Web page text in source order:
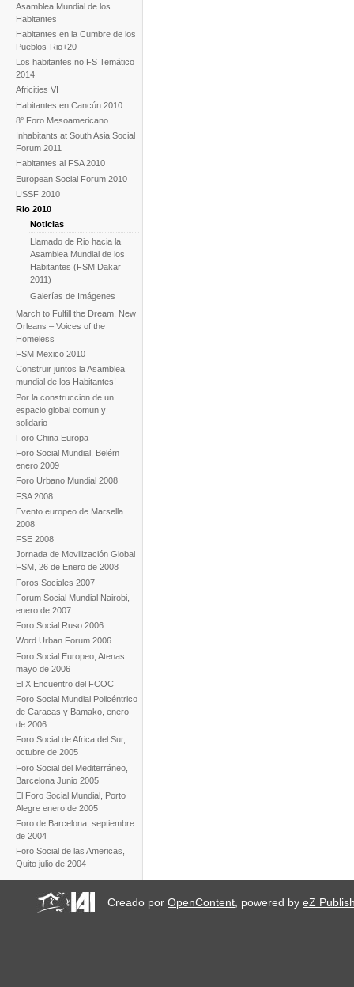
Asamblea Mundial de los
Habitantes
Habitantes en la Cumbre de los
Pueblos-Rio+20
Los habitantes no FS Temático
2014
Africities VI
Habitantes en Cancún 2010
8° Foro Mesoamericano
Inhabitants at South Asia Social
Forum 2011
Habitantes al FSA 2010
European Social Forum 2010
USSF 2010
Rio 2010
Noticias
Llamado de Rio hacia la
Asamblea Mundial de los
Habitantes (FSM Dakar
2011)
Galerías de Imágenes
March to Fulfill the Dream, New
Orleans – Voices of the
Homeless
FSM Mexico 2010
Construir juntos la Asamblea
mundial de los Habitantes!
Por la construccion de un
espacio global comun y
solidario
Foro China Europa
Foro Social Mundial, Belém
enero 2009
Foro Urbano Mundial 2008
FSA 2008
Evento europeo de Marsella
2008
FSE 2008
Jornada de Movilización Global
FSM, 26 de Enero de 2008
Foros Sociales 2007
Forum Social Mundial Nairobi,
enero de 2007
Foro Social Ruso 2006
Word Urban Forum 2006
Foro Social Europeo, Atenas
mayo de 2006
El X Encuentro del FCOC
Foro Social Mundial Policéntrico
de Caracas y Bamako, enero
de 2006
Foro Social de Africa del Sur,
octubre de 2005
Foro Social del Mediterráneo,
Barcelona Junio 2005
El Foro Social Mundial, Porto
Alegre enero de 2005
Foro de Barcelona, septiembre
de 2004
Foro Social de las Americas,
Quito julio de 2004
Creado porOpenContent, powered byeZ